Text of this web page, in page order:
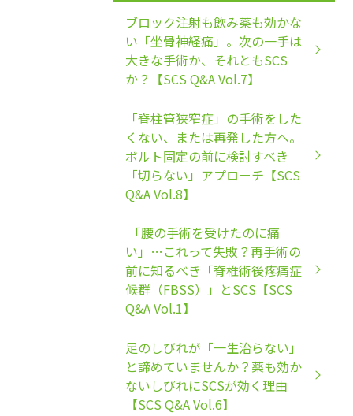
ブロック注射も飲み薬も効かな
い「坐骨神経痛」。次の一手は
大きな手術か、それともSCS
か？【SCS Q&A Vol.7】
「脊柱管狭窄症」の手術をした
くない、または再発した方へ。
ボルト固定の前に検討すべき
「切らない」アプローチ【SCS
Q&A Vol.8】
「腰の手術を受けたのに痛
い」…これって失敗？再手術の
前に知るべき「脊椎術後疼痛症
候群（FBSS）」とSCS【SCS
Q&A Vol.1】
足のしびれが「一生治らない」
と諦めていませんか？薬も効か
ないしびれにSCSが効く理由
【SCS Q&A Vol.6】